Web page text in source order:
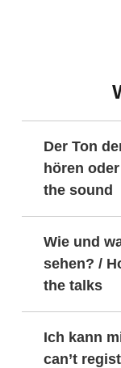
Der Ton
hören
the sound
Wie und
sehen? /
the talks
Ich kann
can’t